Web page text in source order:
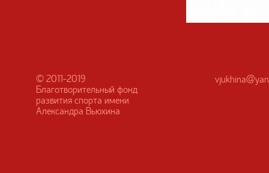
© 2011-2019
Благотворительный фонд
развития спорта имени
Александра Вьюхина